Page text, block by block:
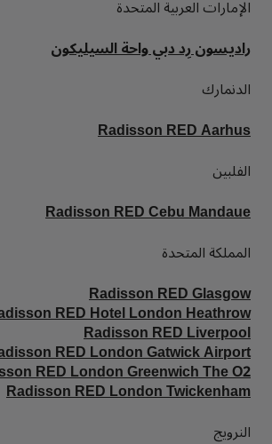
Kunlun
Golden Tulip
الإمارات العربية المتحدة
راديسون رِد دبي واحة السيليكون
الدنمارك
Radisson RED Aarhus
الفلبين
Radisson RED Cebu Mandaue
المملكة المتحدة
Radisson RED Glasgow
RED Hotel London Heathrow
Radisson RED Liverpool
RED London Gatwick Airport
RED London Greenwich The O2
Radisson RED London Twickenham
النرويج